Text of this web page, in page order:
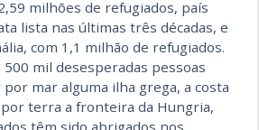
milhões de refugiados, país
lista nas últimas três décadas, e
com 1,1 milhão de refugiados.
mil desesperadas pessoas
mar alguma ilha grega, a costa
terra a fronteira da Hungria,
têm sido abrigados nos